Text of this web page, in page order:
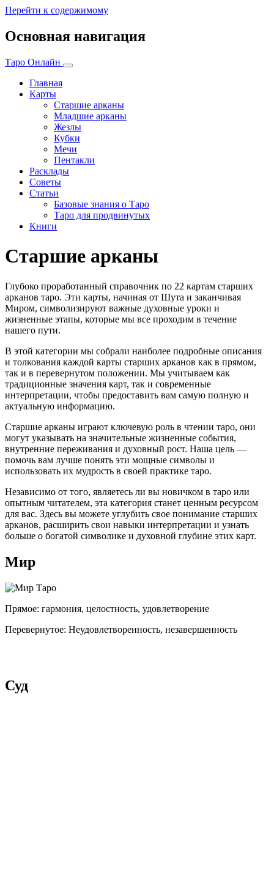
Перейти к содержимому
Основная навигация
Таро Онлайн
Главная
Карты
Старшие арканы
Младшие арканы
Жезлы
Кубки
Мечи
Пентакли
Расклады
Советы
Статьи
Базовые знания о Таро
Таро для продвинутых
Книги
Старшие арканы
Глубоко проработанный справочник по 22 картам старших
арканов таро. Эти карты, начиная от Шута и заканчивая
Миром, символизируют важные духовные уроки и
жизненные этапы, которые мы все проходим в течение
нашего пути.
В этой категории мы собрали наиболее подробные описания
и толкования каждой карты старших арканов как в прямом,
так и в перевернутом положении. Мы учитываем как
традиционные значения карт, так и современные
интерпретации, чтобы предоставить вам самую полную и
актуальную информацию.
Старшие арканы играют ключевую роль в чтении таро, они
могут указывать на значительные жизненные события,
внутренние переживания и духовный рост. Наша цель —
помочь вам лучше понять эти мощные символы и
использовать их мудрость в своей практике таро.
Независимо от того, являетесь ли вы новичком в таро или
опытным читателем, эта категория станет ценным ресурсом
для вас. Здесь вы можете углубить свое понимание старших
арканов, расширить свои навыки интерпретации и узнать
больше о богатой символике и духовной глубине этих карт.
Мир
Прямое: гармония, целостность, удовлетворение
Перевернутое: Неудовлетворенность, незавершенность
Суд